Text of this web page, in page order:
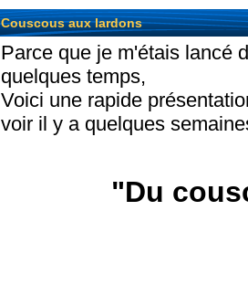
Couscous aux lardons
Parce que je m'étais lancé
quelques temps,
Voici une rapide
voir il y a quelques
"Du